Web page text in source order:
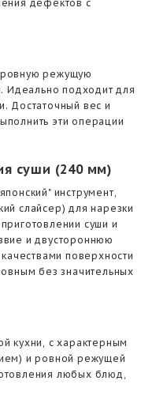
дефектов с
режущую
Идеально подходит для
Достаточный вес и
эти операции
суши (240 мм)
инструмент,
слайсер) для нарезки
суши и
и двустороннюю
поверхности
без значительных
кухни, с характерным
и ровной режущей
любых блюд,